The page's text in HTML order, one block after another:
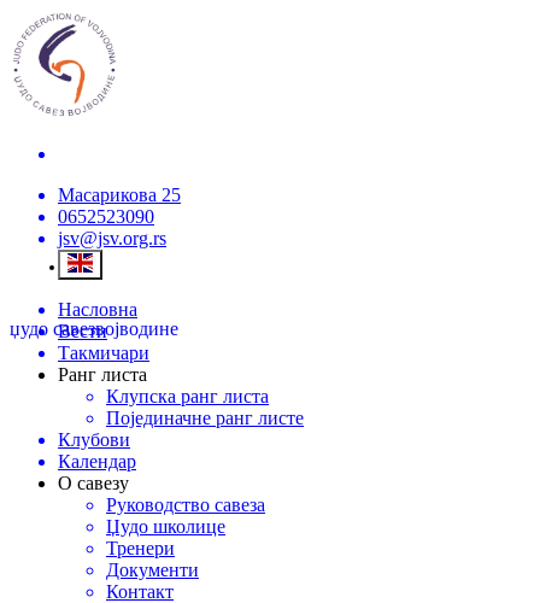
Масарикова 25
0652523090
jsv@jsv.org.rs
џудо савезвојводине
Насловна
Вести
Такмичари
Ранг листа
Клупска ранг листа
Појединачне ранг листе
Клубови
Календар
О савезу
Руководство савеза
Џудо школице
Тренери
Документи
Контакт